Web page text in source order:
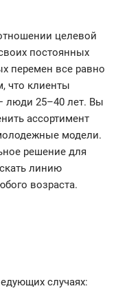
целевой
постоянных
перемен все равно
что клиенты
люди 25–40 лет. Вы
ассортимент
модели.
решение для
линию
возраста.
случаях: